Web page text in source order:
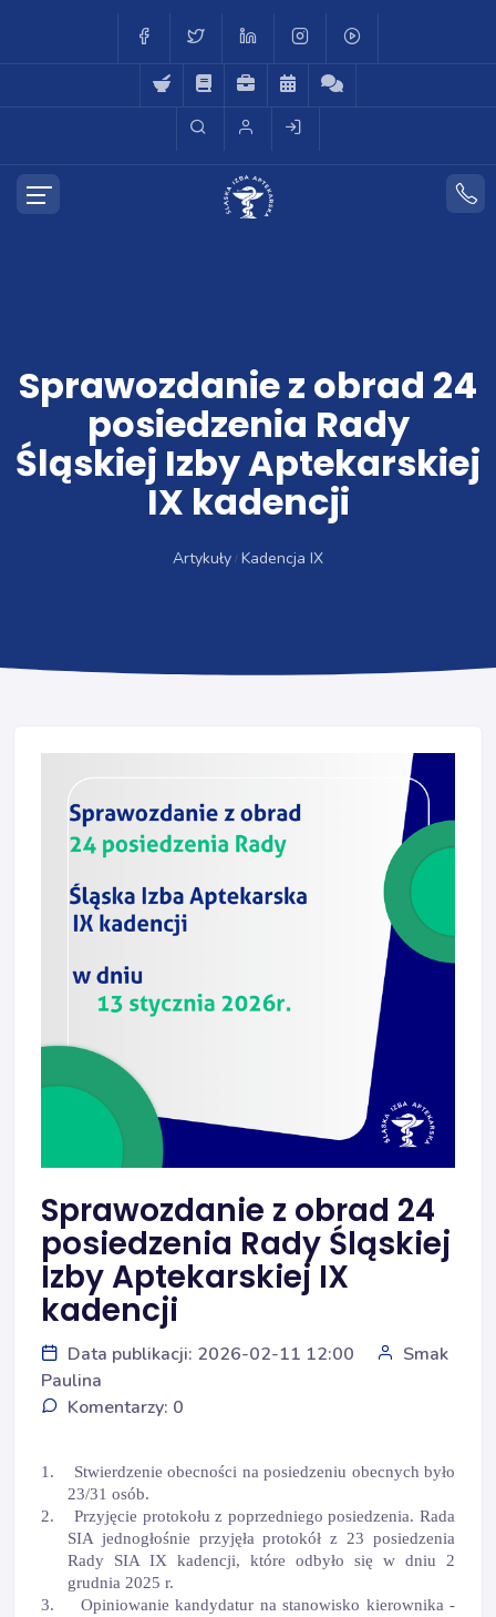
Sprawozdanie z obrad 24
posiedzenia Rady
Śląskiej Izby Aptekarskiej
IX kadencji
Artykuły Kadencja IX
Sprawozdanie z obrad 24
posiedzenia Rady Śląskiej
Izby Aptekarskiej IX
kadencji
Data publikacji: 2026-02-11 12:00
Smak
Paulina
Komentarzy: 0
1. Stwierdzenie obecności na posiedzeniu obecnych było
23/31 osób.
2.
Przyjęcie protokołu z poprzedniego posiedzenia. Rada
SIA jednogłośnie przyjęła protokół z 23 posiedzenia
Rady SIA IX kadencji, które odbyło się w dniu 2
grudnia 2025 r.
3.
Opiniowanie kandydatur na stanowisko kierownika -